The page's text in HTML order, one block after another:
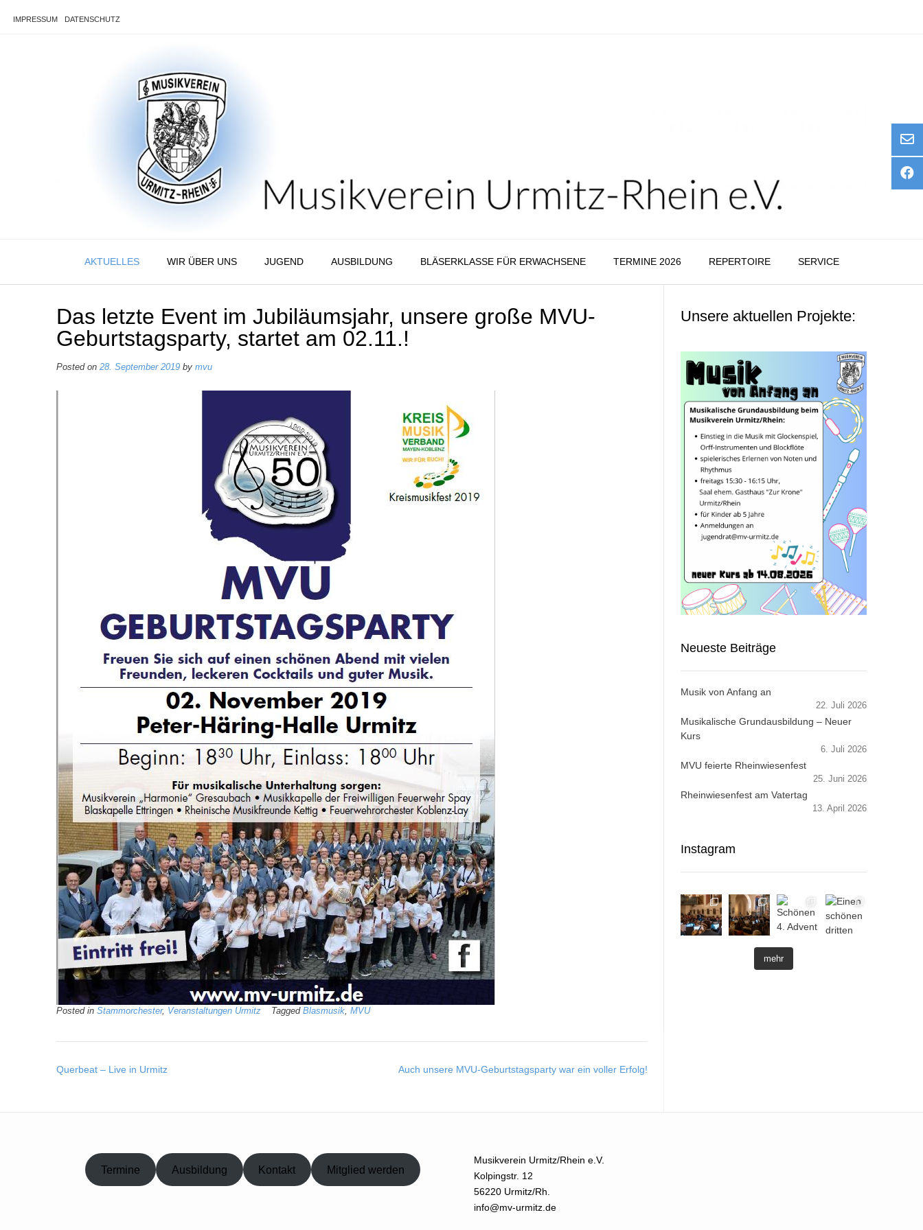
IMPRESSUM DATENSCHUTZ
AKTUELLES WIR ÜBER UNS JUGEND AUSBILDUNG BLÄSERKLASSE FÜR ERWACHSENE TERMINE 2026 REPERTOIRE SERVICE
Das letzte Event im Jubiläumsjahr, unsere große MVU-
Geburtstagsparty, startet am 02.11.!
Posted on 28. September 2019 by mvu
Posted in Stammorchester, Veranstaltungen Urmitz Tagged Blasmusik, MVU
Post
Querbeat – Live in Urmitz Auch unsere MVU-Geburtstagsparty war ein voller Erfolg!
Unsere aktuellen Projekte:
Neueste Beiträge
Musik von Anfang an
22. Juli 2026
Musikalische Grundausbildung – Neuer
Kurs
6. Juli 2026
MVU feierte Rheinwiesenfest
25. Juni 2026
Rheinwiesenfest am Vatertag
13. April 2026
Instagram
mehr
Termine Ausbildung Kontakt Mitglied werden
Musikverein Urmitz/Rhein e.V.
Kolpingstr. 12
56220 Urmitz/Rh.
info@mv-urmitz.de